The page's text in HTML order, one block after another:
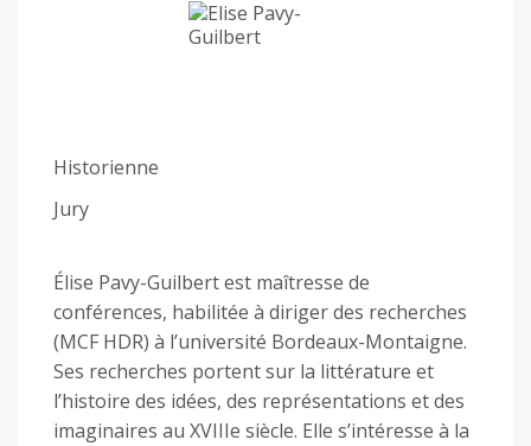
Historienne
Jury
Élise Pavy-Guilbert est maîtresse de
conférences, habilitée à diriger des recherches
(MCF HDR) à l’université Bordeaux-Montaigne.
Ses recherches portent sur la littérature et
l’histoire des idées, des représentations et des
imaginaires au XVIIIe siècle. Elle s’intéresse à la